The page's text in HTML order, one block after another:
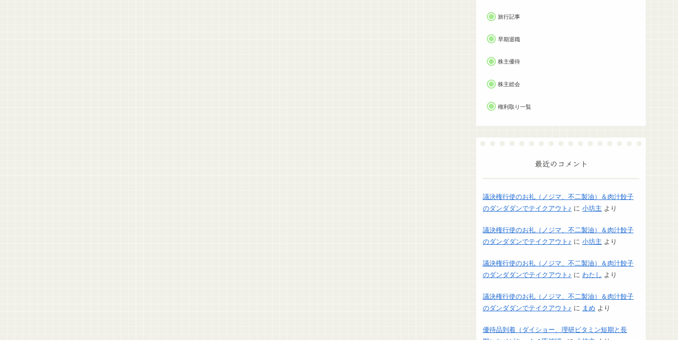
旅行記事
早期退職
株主優待
株主総会
権利取り一覧
最近のコメント
議決権行使のお礼（ノジマ、不二製油）＆肉汁餃子
のダンダダンでテイクアウト♪ に 小坊主 より
議決権行使のお礼（ノジマ、不二製油）＆肉汁餃子
のダンダダンでテイクアウト♪ に 小坊主 より
議決権行使のお礼（ノジマ、不二製油）＆肉汁餃子
のダンダダンでテイクアウト♪ に わたし より
議決権行使のお礼（ノジマ、不二製油）＆肉汁餃子
のダンダダンでテイクアウト♪ に まめ より
優待品到着（ダイショー、理研ビタミン短期と長